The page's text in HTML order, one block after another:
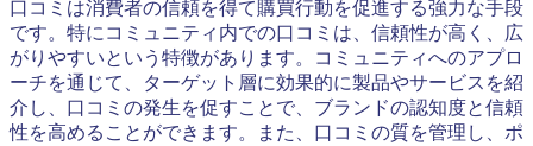
口コミは消費者の信頼を得て購買行動を促進する強力な手段
です。特にコミュニティ内での口コミは、信頼性が高く、広
がりやすいという特徴があります。コミュニティへのアプロ
ーチを通じて、ターゲット層に効果的に製品やサービスを紹
介し、口コミの発生を促すことで、ブランドの認知度と信頼
性を高めることができます。また、口コミの質を管理し、ポ